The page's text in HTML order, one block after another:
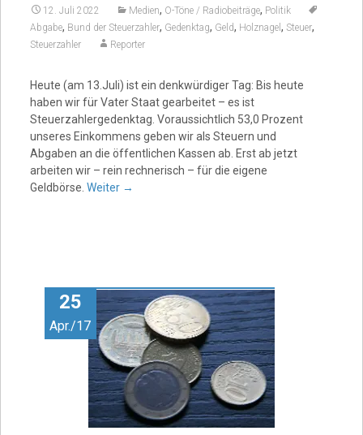
12. Juli 2022 Medien, O-Töne / Radiobeiträge, Politik
Abgabe, Bund der Steuerzahler, Gedenktag, Geld, Holznagel , Steuer,
Steuerzahler Reporter
Heute (am 13.Juli) ist ein denkwürdiger Tag: Bis heute
haben wir für Vater Staat gearbeitet – es ist
Steuerzahlergedenktag. Voraussichtlich 53,0 Prozent
unseres Einkommens geben wir als Steuern und
Abgaben an die öffentlichen Kassen ab. Erst ab jetzt
arbeiten wir – rein rechnerisch – für die eigene
Geldbörse. Weiter →
25
Apr./17